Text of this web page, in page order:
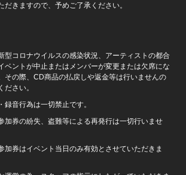
だきますので、予めご了承ください。
型コロナウイルスの感染状況、アーティストの都合
ベントが中止またはメンバーが変更または欠席にな
その際、CD商品の払戻しや返金等は行いませんの
ださい。
録音行為は一切禁止です。
加券の紛失、盗難等による再発行は一切行いませ
加券はイベント当日のみ有効とさせていただきま